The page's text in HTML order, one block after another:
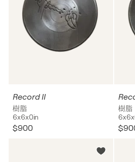
Record II
樹脂
6x6x0in
$900
樹脂